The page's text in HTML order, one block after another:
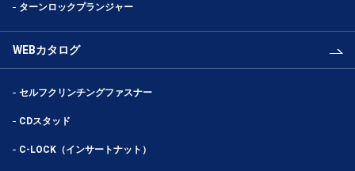
ターンロックプランジャー
WEBカタログ
セルフクリンチングファスナー
CDスタッド
C-LOCK（インサートナット）